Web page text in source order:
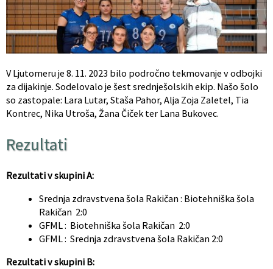
V Ljutomeru je 8. 11. 2023 bilo področno tekmovanje v odbojki
za dijakinje. Sodelovalo je šest srednješolskih ekip. Našo šolo
so zastopale: Lara Lutar, Staša Pahor, Alja Zoja Zaletel, Tia
Kontrec, Nika Utroša, Žana Čiček ter Lana Bukovec.
Rezultati
Rezultati v skupini A:
Srednja zdravstvena šola Rakičan : Biotehniška šola
Rakičan 2:0
GFML : Biotehniška šola Rakičan 2:0
GFML : Srednja zdravstvena šola Rakičan 2:0
Rezultati v skupini B: